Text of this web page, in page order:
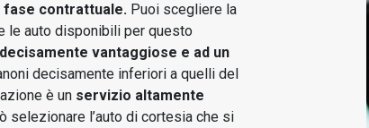
fase contrattuale. Puoi scegliere la
le auto disponibili per questo
vantaggiose e ad un
decisamente inferiori a quelli del
è un servizio altamente
selezionare l’auto di cortesia che si